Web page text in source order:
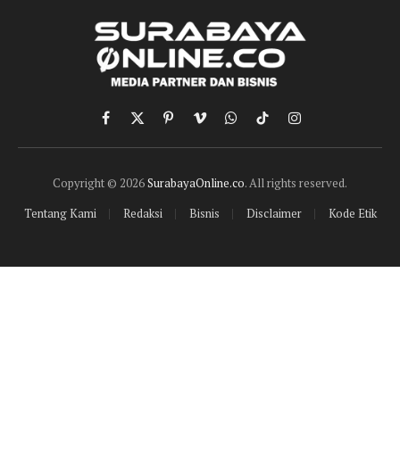
Facebook
X
(Twitter)
PinterestVimeoWhatsApp
TikTokInstagram
Copyright © 2026SurabayaOnline.co. All rights reserved.
Tentang Kami
Redaksi Bisnis Disclaimer Kode Etik